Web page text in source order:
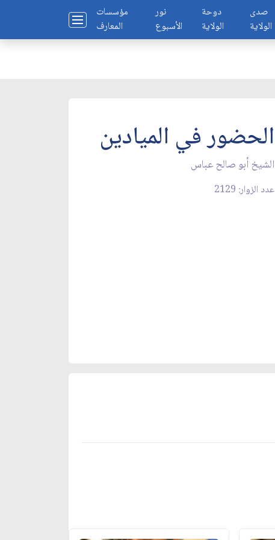
مؤسسات
المعارف
نور
الأسبوع
دوحة
الولاية
صدى
الولاية
الحضور في الميادين
الشيخ أبو صالح عباس
عدد الزوار: 2129